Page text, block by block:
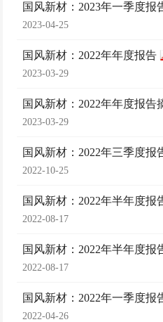
国风新材：2023年一季度报
2023-04-25
国风新材：2022年年度报告
2023-03-29
国风新材：2022年年度报告
2023-03-29
国风新材：2022年三季度报
2022-10-25
国风新材：2022年半年度报
2022-08-17
国风新材：2022年半年度报
2022-08-17
国风新材：2022年一季度报
2022-04-26